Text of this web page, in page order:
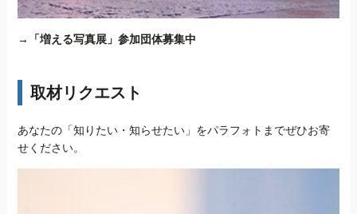
→ 「増える写真展」参加団体募集中
取材リクエスト
あなたの「知りたい・知らせたい」をパラフォトまでぜひお寄
せください。